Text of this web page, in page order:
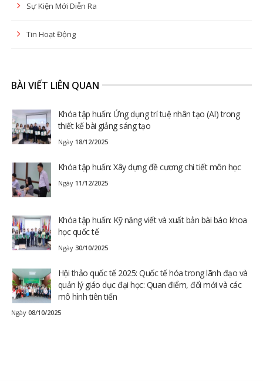
Sự Kiện Mới Diễn Ra
Tin Hoạt Động
BÀI VIẾT LIÊN QUAN
Khóa tập huấn: Ứng dụng trí tuệ nhân tạo (AI) trong
thiết kế bài giảng sáng tạo
Ngày 18/12/2025
Khóa tập huấn: Xây dựng đề cương chi tiết môn học
Ngày 11/12/2025
Khóa tập huấn: Kỹ năng viết và xuất bản bài báo khoa
học quốc tế
Ngày 30/10/2025
Hội thảo quốc tế 2025: Quốc tế hóa trong lãnh đạo và
quản lý giáo dục đại học: Quan điểm, đổi mới và các
mô hình tiên tiến
Ngày 08/10/2025